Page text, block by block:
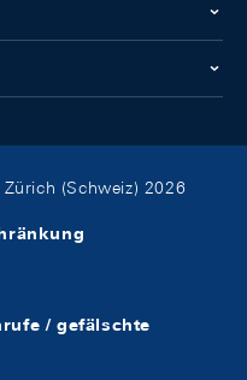
(Schweiz) 2026
/ gefälschte